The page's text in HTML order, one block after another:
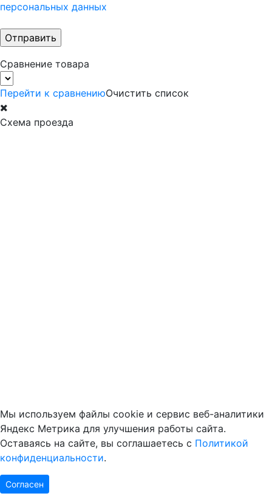
персональных данных
Сравнение товара
Перейти к сравнениюОчистить список
Схема проезда
Мы используем файлы cookie и сервис веб-аналитики
Яндекс Метрика для улучшения работы сайта.
Оставаясь на сайте, вы соглашаетесь с Политикой
конфиденциальности.
Согласен